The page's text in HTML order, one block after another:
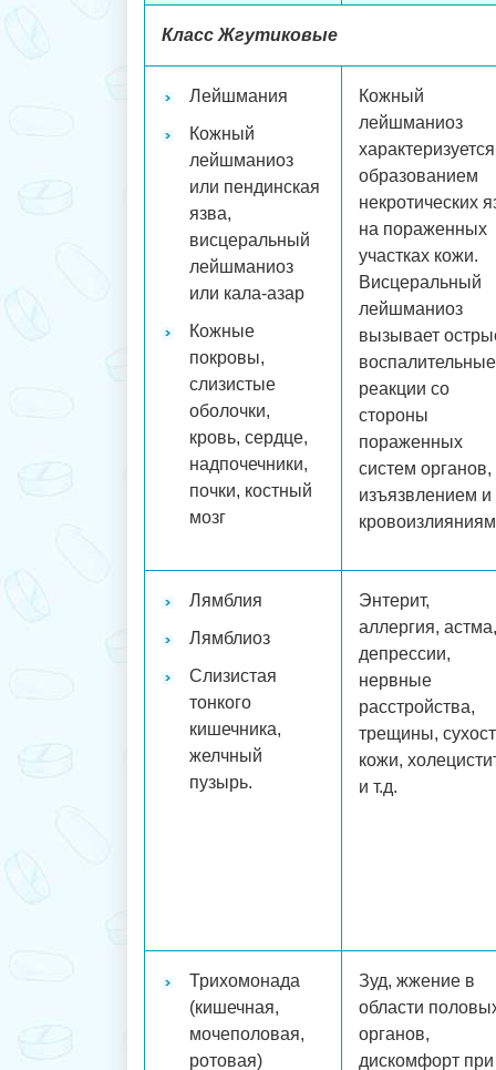
Класс Жгутиковые
Лейшмания
Кожный
лейшманиоз
или пендинская
язва,
висцеральный
лейшманиоз
или кала-азар
Кожные
покровы,
слизистые
оболочки,
кровь, сердце,
надпочечники,
почки, костный
мозг
Кожный
лейшманиоз
характеризуется
образованием
некротических
на пораженных
участках кожи.
Висцеральный
лейшманиоз
вызывает
воспалительные
реакции со
стороны
пораженных
систем органов,
изъязвлением и
Лямблия
Лямблиоз
Слизистая
тонкого
кишечника,
желчный
пузырь.
Энтерит,
аллергия, астма,
депрессии,
нервные
расстройства,
трещины,
кожи,
и т.д.
Трихомонада
(кишечная,
мочеполовая,
ротовая)
Зуд, жжение в
области
органов,
дискомфорт при